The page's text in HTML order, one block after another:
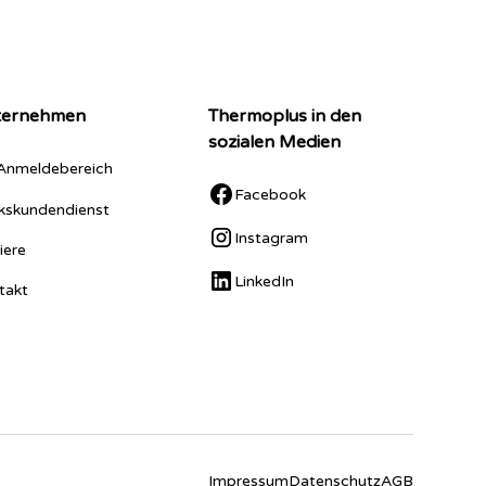
Thermoplus in den
sozialen Medien
Facebook
Instagram
LinkedIn
ImpressumDatenschutzAGB